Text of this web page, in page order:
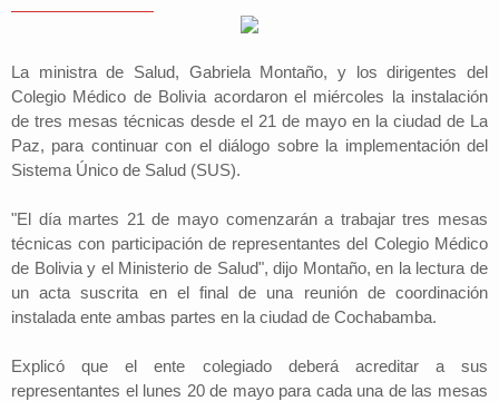
La ministra de Salud, Gabriela Montaño, y los dirigentes del
Colegio Médico de Bolivia acordaron el miércoles la instalación
de tres mesas técnicas desde el 21 de mayo en la ciudad de La
Paz, para continuar con el diálogo sobre la implementación del
Sistema Único de Salud (SUS).
"El día martes 21 de mayo comenzarán a trabajar tres mesas
técnicas con participación de representantes del Colegio Médico
de Bolivia y el Ministerio de Salud", dijo Montaño, en la lectura de
un acta suscrita en el final de una reunión de coordinación
instalada ente ambas partes en la ciudad de Cochabamba.
Explicó que el ente colegiado deberá acreditar a sus
representantes el lunes 20 de mayo para cada una de las mesas
Nacional
Lee Más